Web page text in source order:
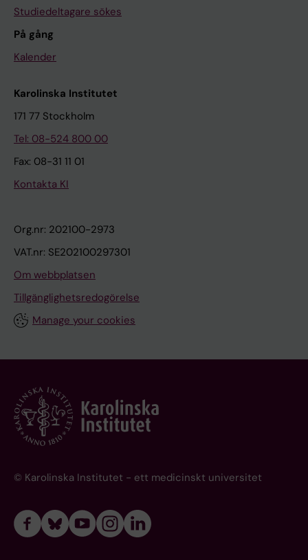
Studiedeltagare sökes
På gång
Kalender
Karolinska Institutet
171 77 Stockholm
Tel: 08-524 800 00
Fax: 08-31 11 01
Kontakta KI
Org.nr: 202100-2973
VAT.nr: SE202100297301
Om webbplatsen
Tillgänglighetsredogörelse
Manage your cookies
© Karolinska Institutet - ett medicinskt universitet